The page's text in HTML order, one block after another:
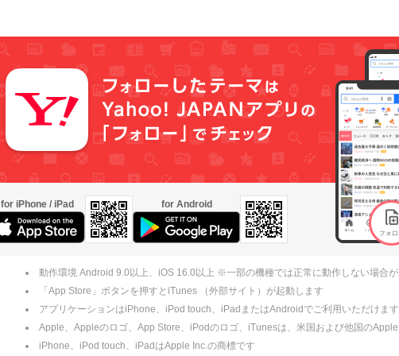
for iPhone / iPad for Android
動作環境 Android 9.0以上、iOS 16.0以上 ※一部の機種では正常に動作しない場合
「App Store」ボタンを押すとiTunes （外部サイト）が起動します
アプリケーションはiPhone、iPod touch、iPadまたはAndroidでご利用いただけます
Apple、Appleのロゴ、App Store、iPodのロゴ、iTunesは、米国および他国の
iPhone、iPod touch、iPadはApple Inc.の商標です